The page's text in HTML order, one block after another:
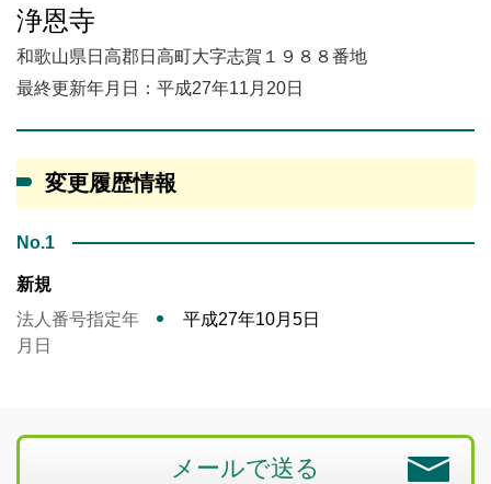
浄恩寺
和歌山県日高郡日高町大字志賀１９８８番地
最終更新年月日：平成27年11月20日
変更履歴情報
No.1
新規
法人番号指定年
月日
平成27年10月5日
メールで送る